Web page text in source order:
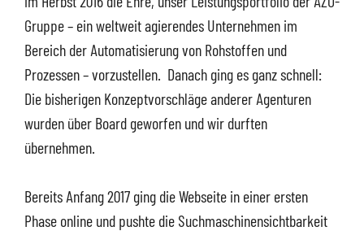
Gruppe – ein weltweit agierendes Unternehmen im
Bereich der Automatisierung von Rohstoffen und
Prozessen – vorzustellen. Danach ging es ganz schnell:
Die bisherigen Konzeptvorschläge anderer Agenturen
wurden über Board geworfen und wir durften
übernehmen.
Bereits Anfang 2017 ging die Webseite in einer ersten
Phase online und pushte die Suchmaschinensichtbarkeit